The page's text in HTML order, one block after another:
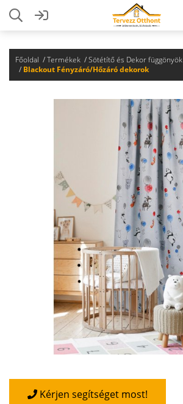
Főoldal Termékek
Sötétítő és Dekor függönyök
Blackout Fényzáró/Hőzáró dekorok
Kérjen segítséget most!